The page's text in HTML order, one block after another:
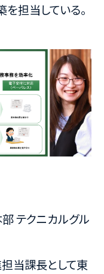
担当している。
テクニカルグル
当課長として東